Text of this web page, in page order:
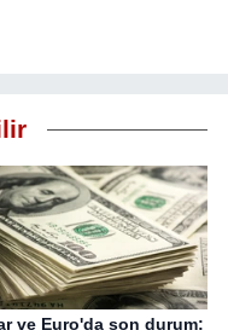
ve Euro'da son durum: